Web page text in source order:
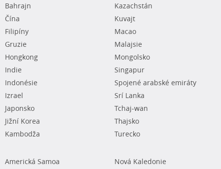
Bahrajn
Čína
Filipíny
Gruzie
Hongkong
Indie
Indonésie
Izrael
Japonsko
Jižní Korea
Kambodža
Kazachstán
Kuvajt
Macao
Malajsie
Mongolsko
Singapur
Spojené arabské emiráty
Srí Lanka
Tchaj-wan
Thajsko
Turecko
Americká Samoa
Nová Kaledonie